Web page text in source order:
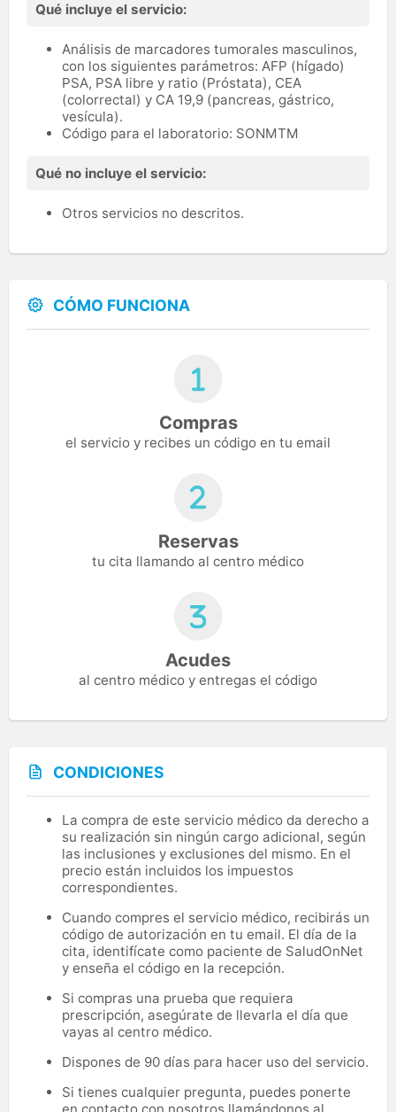
Qué incluye el servicio:
Análisis de marcadores tumorales masculinos,
con los siguientes parámetros: AFP (hígado)
PSA, PSA libre y ratio (Próstata), CEA
(colorrectal) y CA 19,9 (pancreas, gástrico,
vesícula).
Código para el laboratorio: SONMTM
Qué no incluye el servicio:
Otros servicios no descritos.
CÓMO FUNCIONA
Compras
el servicio y recibes un código en tu email
Reservas
tu cita llamando al centro médico
Acudes
al centro médico y entregas el código
CONDICIONES
La compra de este servicio médico da derecho a
su realización sin ningún cargo adicional, según
las inclusiones y exclusiones del mismo. En el
precio están incluidos los impuestos
correspondientes.
Cuando compres el servicio médico, recibirás un
código de autorización en tu email. El día de la
cita, identifícate como paciente de SaludOnNet
y enseña el código en la recepción.
Si compras una prueba que requiera
prescripción, asegúrate de llevarla el día que
vayas al centro médico.
Dispones de 90 días para hacer uso del servicio.
Si tienes cualquier pregunta, puedes ponerte